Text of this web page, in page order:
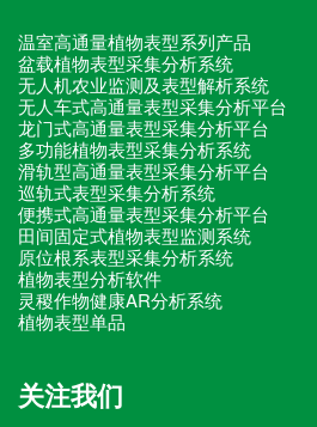
温室高通量植物表型系列产品
盆载植物表型采集分析系统
无人机农业监测及表型解析系统
无人车式高通量表型采集分析平台
龙门式高通量表型采集分析平台
多功能植物表型采集分析系统
滑轨型高通量表型采集分析平台
巡轨式表型采集分析系统
便携式高通量表型采集分析平台
田间固定式植物表型监测系统
原位根系表型采集分析系统
植物表型分析软件
灵稷作物健康AR分析系统
植物表型单品
关注我们